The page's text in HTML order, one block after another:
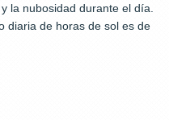
la nubosidad durante el día.
diaria de horas de sol es de